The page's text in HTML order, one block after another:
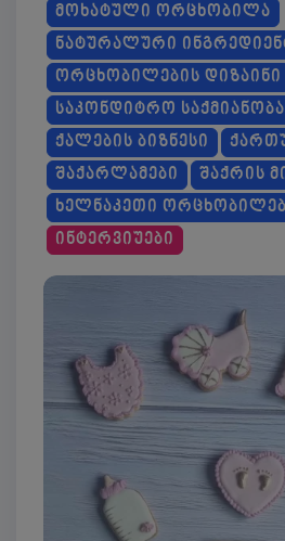
ᲛᲝᲮᲐᲢᲣᲚᲘ ᲝᲠᲪᲮᲝᲑᲘᲚᲐ
ᲜᲐᲢᲣᲠᲐᲚᲣᲠᲘ
ᲝᲠᲪᲮᲝᲑᲘᲚᲔᲑᲘᲡ ᲓᲘᲖᲐᲘᲜᲘ
ᲡᲐᲙᲝᲜᲓᲘᲢᲠᲝ ᲡᲐᲥᲛᲘᲐᲜᲝᲑᲐ
ᲥᲐᲚᲔᲑᲘᲡ ᲑᲘᲖᲜᲔᲡᲘ
ᲨᲐᲥᲐᲠᲚᲐᲛᲔᲑᲘ
ᲨᲐᲥᲠᲘᲡ
ᲮᲔᲚᲜᲐᲙᲔᲗᲘ
ᲘᲜᲢᲔᲠᲕᲘᲣᲔᲑᲘ